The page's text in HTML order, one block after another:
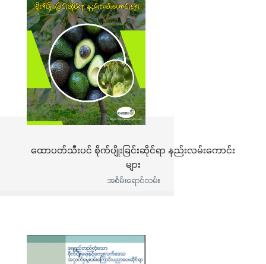
ထောပတ်သီးပင် စိုက်ပျိုးခြင်းဆိုင်ရာ နည်းလမ်းကောင်း
များ
အစိမ်းရောင်လမ်း